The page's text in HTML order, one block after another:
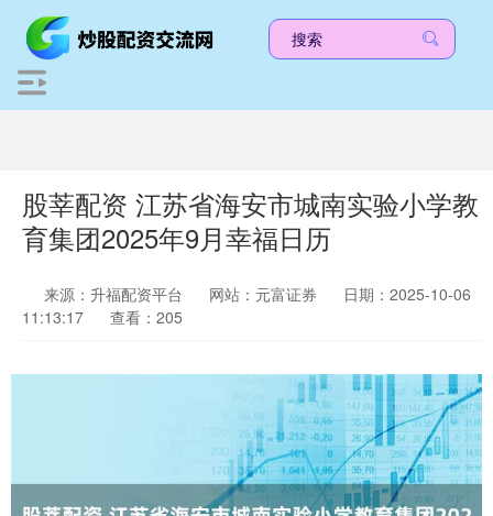
股莘配资 江苏省海安市城南实验小学教
育集团2025年9月幸福日历
来源：升福配资平台 网站：元富证券
日期：2025-10-06
11:13:17
查看：205